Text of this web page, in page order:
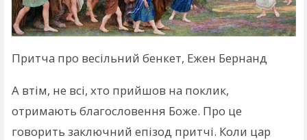
Притча про весільний бенкет, Ежен Бернанд
А втім, не всі, хто прийшов на поклик,
отримають благословення Боже. Про це
говорить заключний епізод притчі. Коли цар